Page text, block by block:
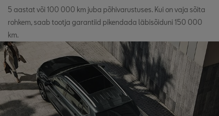
5 aastat või 100 000 km juba põhivarustuses. Kui on vaja sõita
rohkem, saab tootja garantiid pikendada läbisõiduni 150 000
km.